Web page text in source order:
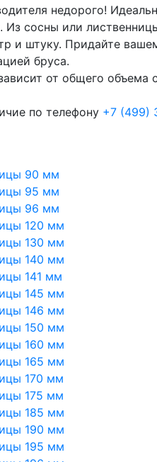
недорого!
Из сосны или
и штуку. Придайте
бруса.
от общего объема
по телефону +7 (499)
90 мм
95 мм
96 мм
120 мм
130 мм
140 мм
141 мм
145 мм
146 мм
150 мм
160 мм
165 мм
170 мм
175 мм
185 мм
190 мм
195 мм